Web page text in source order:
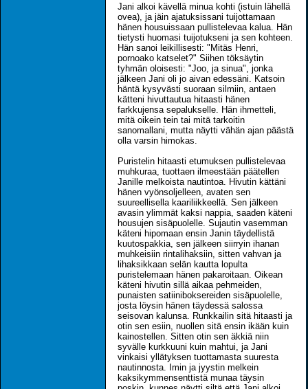
Jani alkoi kävellä minua kohti (istuin lähellä
ovea), ja jäin ajatuksissani tuijottamaan
hänen housuissaan pullistelevaa kalua. Hän
tietysti huomasi tuijotukseni ja sen kohteen.
Hän sanoi leikillisesti: "Mitäs Henri,
pornoako katselet?" Siihen töksäytin
tyhmän oloisesti: "Joo, ja sinua", jonka
jälkeen Jani oli jo aivan edessäni. Katsoin
häntä kysyvästi suoraan silmiin, antaen
kätteni hivuttautua hitaasti hänen
farkkujensa sepalukselle. Hän ihmetteli,
mitä oikein tein tai mitä tarkoitin
sanomallani, mutta näytti vähän ajan päästä
olla varsin himokas.
Puristelin hitaasti etumuksen pullistelevaa
muhkuraa, tuottaen ilmeestään päätellen
Janille melkoista nautintoa. Hivutin kättäni
hänen vyönsoljelleen, avaten sen
suureellisella kaariliikkeellä. Sen jälkeen
avasin ylimmät kaksi nappia, saaden käteni
housujen sisäpuolelle. Sujautin vasemman
käteni hipomaan ensin Janin täydellistä
kuutospakkia, sen jälkeen siirryin ihanan
muhkeisiin rintalihaksiin, sitten vahvan ja
lihaksikkaan selän kautta lopulta
puristelemaan hänen pakaroitaan. Oikean
käteni hivutin sillä aikaa pehmeiden,
punaisten satiiniboksereiden sisäpuolelle,
josta löysin hänen täydessä salossa
seisovan kalunsa. Runkkailin sitä hitaasti ja
otin sen esiin, nuollen sitä ensin ikään kuin
kainostellen. Sitten otin sen äkkiä niin
syvälle kurkkuuni kuin mahtui, ja Jani
vinkaisi yllätyksen tuottamasta suuresta
nautinnosta. Imin ja jyystin melkein
kaksikymmensenttistä munaa täysin